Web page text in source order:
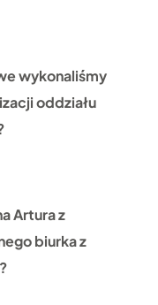
wykonaliśmy
oddziału
Artura z
biurka z